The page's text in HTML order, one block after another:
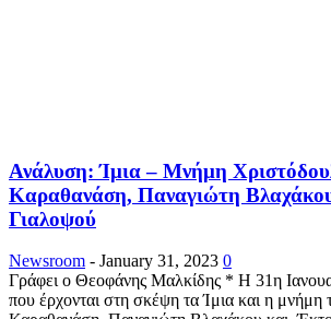
Ανάλυση: Ίμια – Μνήμη
Καραθανάση, Παναγιώτη
Γιαλοψού
Newsroom - January 31, 2023 0
Γράφει ο Θεοφάνης Μαλκίδης * Η 31η
που έρχονται στη σκέψη τα Ίμια και η